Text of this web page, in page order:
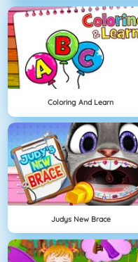
Coloring And Learn
Judys New Brace